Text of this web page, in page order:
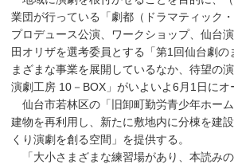
業団が行っている「劇都（ドラマティック
プロデュース公演、ワークショップ、仙台
田オリザを選考委員とする「第1回仙台劇の
まざまな事業を展開しているなか、待望の
演劇工房 10－BOX」がいよいよ6月1日にオ
仙台市若林区の「旧卸町勤労青少年ホー
建物を再利用し、新たに敷地内に分棟を建
くり演劇を創る空間」を提供する。
「大小さまざまな練習場があり、本読み